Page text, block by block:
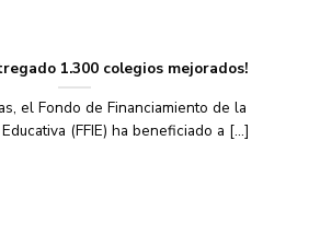
1.300 colegios mejorados!
el Fondo de Financiamiento de la
(FFIE) ha beneficiado a [...]